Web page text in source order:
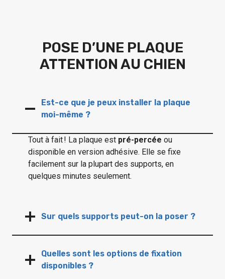
POSE D’UNE PLAQUE
ATTENTION AU CHIEN
Est-ce que je peux installer la plaque
moi-même ?
Tout à fait ! La plaque est pré-percée ou
disponible en version adhésive. Elle se fixe
facilement sur la plupart des supports, en
quelques minutes seulement.
Sur quels supports peut-on la poser ?
Quelles sont les options de fixation
disponibles ?